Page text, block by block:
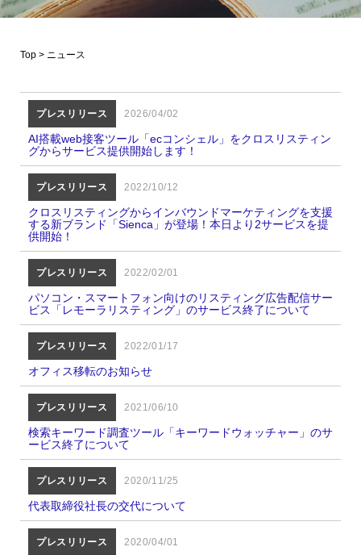
Top> ニュース
プレスリリース 2026/04/02
AI搭載web接客ツール「ecコンシェル」をクロスリスティン
グからサービス提供開始します！
プレスリリース 2022/10/12
クロスリスティングからインバウンドマーケティングを支援
する新ブランド「Sienca」が登場！本日より2サービスを提
供開始！
プレスリリース 2022/02/01
パソコン・スマートフォン向けのリスティング広告配信サー
ビス「レモーラリスティング」のサービス終了について
プレスリリース 2022/01/17
オフィス移転のお知らせ
プレスリリース 2021/06/10
検索キーワード調査ツール「キーワードウォッチャー」のサ
ービス終了について
プレスリリース 2020/11/25
代表取締役社長の交代について
プレスリリース 2020/04/01